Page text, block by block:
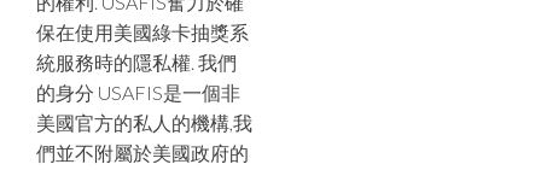
保在使用美國綠卡抽獎系
統服務時的隱私權. 我們
的身分 USAFIS是一個非
美國官方的私人的機構,我
們並不附屬於美國政府的